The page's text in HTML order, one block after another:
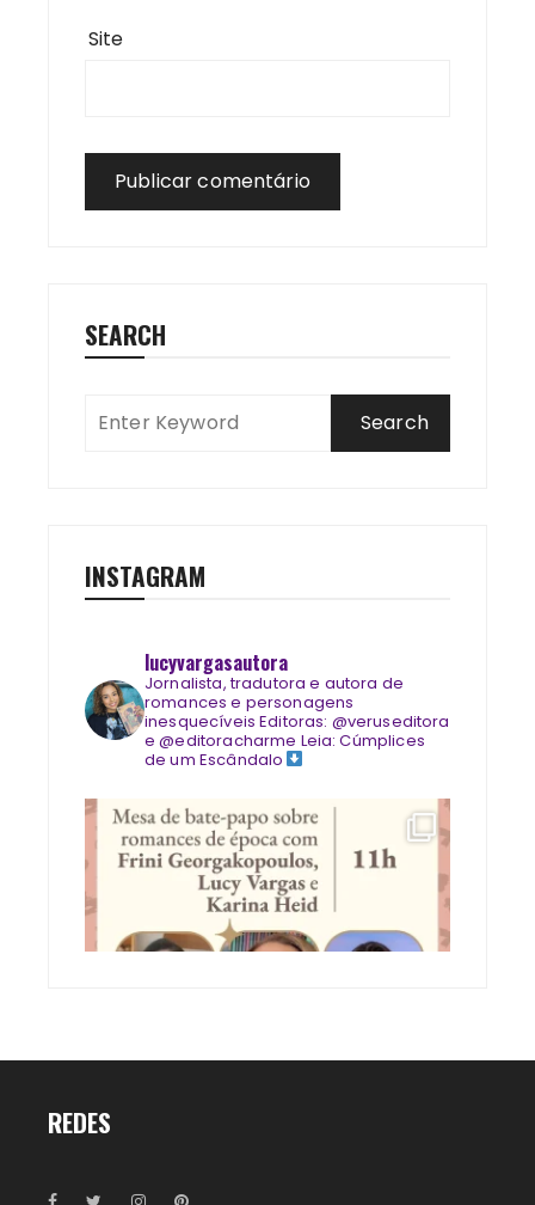
Site
SEARCH
INSTAGRAM
lucyvargasautora
Jornalista, tradutora e autora de
romances e personagens
inesquecíveis Editoras: @veruseditora
e @editoracharme Leia: Cúmplices
de um Escândalo
REDES